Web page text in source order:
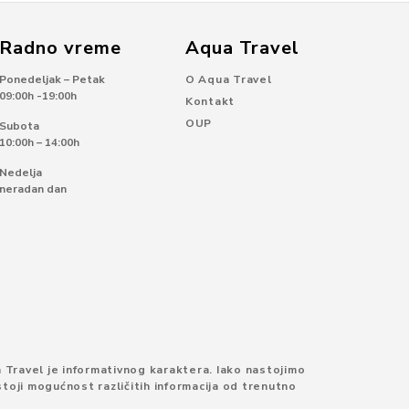
vreme
– Petak
-19:00h
– 14:00h
dan
Aqua Travel
O Aqua Travel
Kontakt
OUP
je informativnog karaktera. Iako nastojimo
mogućnost različitih informacija od trenutno